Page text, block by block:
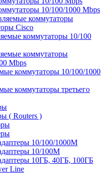
10/100/1000 Mbps
коммутаторы
Cisco
коммутаторы 10/100
коммутаторы
Mbps
коммутаторы 10/100/1000
коммутаторы третьего
( Routers )
10/100/1000М
10/100M
10ГБ, 40ГБ, 100ГБ
Line